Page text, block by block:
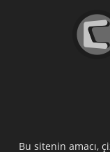
Bu sitenin amacı,